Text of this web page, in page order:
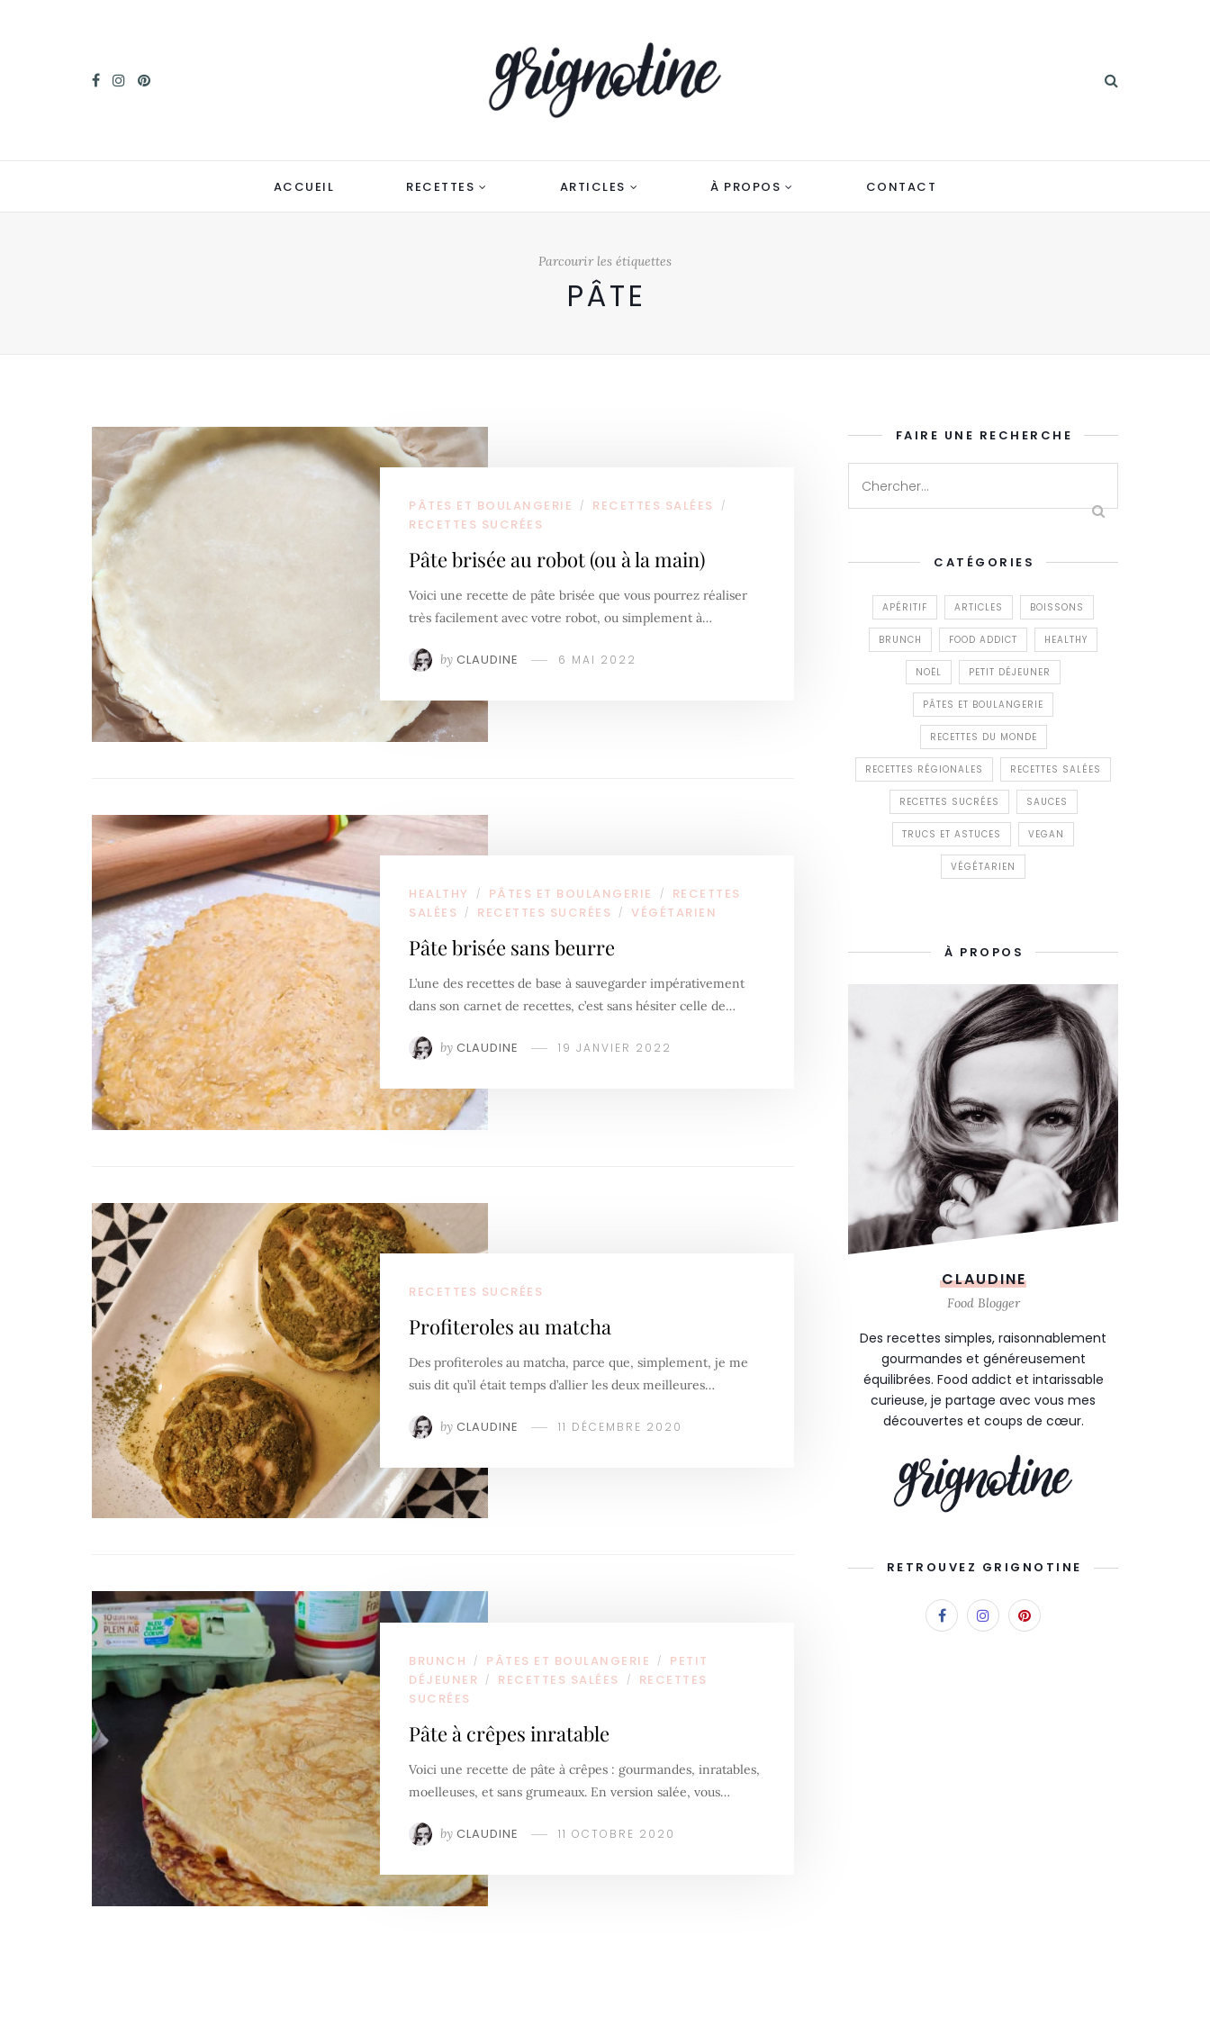
ACCUEIL RECETTES ARTICLES À PROPOS CONTACT
Parcourir les étiquettes
PÂTE
PÂTES ET BOULANGERIE / RECETTES SALÉES /
RECETTES SUCRÉES
Pâte brisée au robot (ou à la main)
Voici une recette de pâte brisée que vous pourrez réaliser
très facilement avec votre robot, ou simplement à…
by CLAUDINE 6 MAI 2022
HEALTHY / PÂTES ET BOULANGERIE /
RECETTES
SALÉES
/ RECETTES SUCRÉES / VÉGÉTARIEN
Pâte brisée sans beurre
L’une des recettes de base à sauvegarder impérativement
dans son carnet de recettes, c’est sans hésiter celle de…
by CLAUDINE 19 JANVIER 2022
RECETTES SUCRÉES
Profiteroles au matcha
Des profiteroles au matcha, parce que, simplement, je me
suis dit qu’il était temps d’allier les deux meilleures…
by CLAUDINE 11 DÉCEMBRE 2020
BRUNCH / PÂTES ET BOULANGERIE /
PETIT
DÉJEUNER
/ RECETTES SALÉES /
RECETTES
SUCRÉES
Pâte à crêpes inratable
Voici une recette de pâte à crêpes : gourmandes, inratables,
moelleuses, et sans grumeaux. En version salée, vous…
by CLAUDINE 11 OCTOBRE 2020
FAIRE UNE RECHERCHE
CATÉGORIES
APÉRITIF ARTICLES BOISSONS
BRUNCH FOOD ADDICT HEALTHY
NOËL PETIT DÉJEUNER
PÂTES ET BOULANGERIE
RECETTES DU MONDE
RECETTES RÉGIONALES RECETTES SALÉES
RECETTES SUCRÉES SAUCES
TRUCS ET ASTUCES VEGAN
VÉGÉTARIEN
À PROPOS
CLAUDINE
Food Blogger
Des recettes simples, raisonnablement
gourmandes et généreusement
équilibrées. Food addict et intarissable
curieuse, je partage avec vous mes
découvertes et coups de cœur.
RETROUVEZ GRIGNOTINE